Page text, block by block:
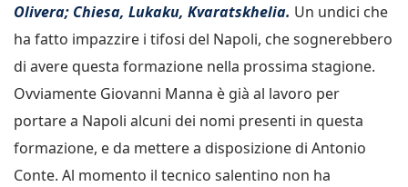
Olivera; Chiesa, Lukaku, Kvaratskhelia. Un undici che
ha fatto impazzire i tifosi del Napoli, che sognerebbero
di avere questa formazione nella prossima stagione.
Ovviamente Giovanni Manna è già al lavoro per
portare a Napoli alcuni dei nomi presenti in questa
formazione, e da mettere a disposizione di Antonio
Conte. Al momento il tecnico salentino non ha